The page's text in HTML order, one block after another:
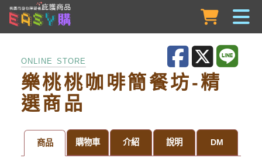
跳到主要內容
ONLINE STORE
樂桃桃咖啡簡餐坊-精
選商品
商品 購物車 介紹 說明 DM